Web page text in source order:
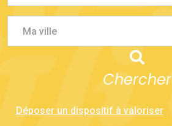
Ma ville
Chercher
Déposer un dispositif à valoriser